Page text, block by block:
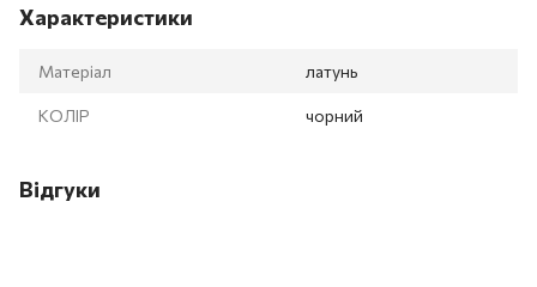
Характеристики
Матеріал латунь
КОЛІР чорний
Відгуки